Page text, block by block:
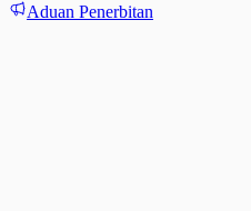
Aduan Penerbitan